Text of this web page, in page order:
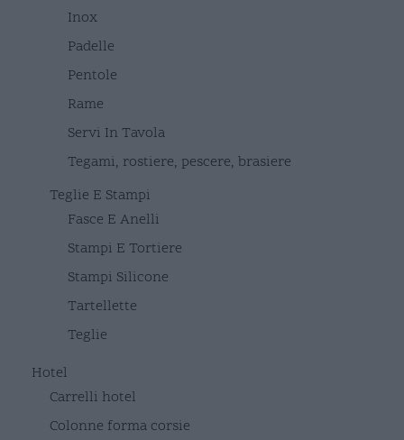
Inox
Padelle
Pentole
Rame
Servi In Tavola
Tegami, rostiere, pescere, brasiere
Teglie E Stampi
Fasce E Anelli
Stampi E Tortiere
Stampi Silicone
Tartellette
Teglie
Hotel
Carrelli hotel
Colonne forma corsie